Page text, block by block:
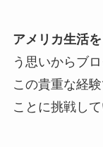
アメリカ生活
う思いからブ
この貴重な経
ことに挑戦し